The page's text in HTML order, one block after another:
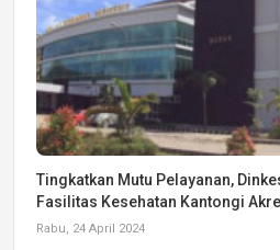
Tingkatkan Mutu Pelayanan,
Fasilitas Kesehatan Kantongi
Rabu, 24 April 2024